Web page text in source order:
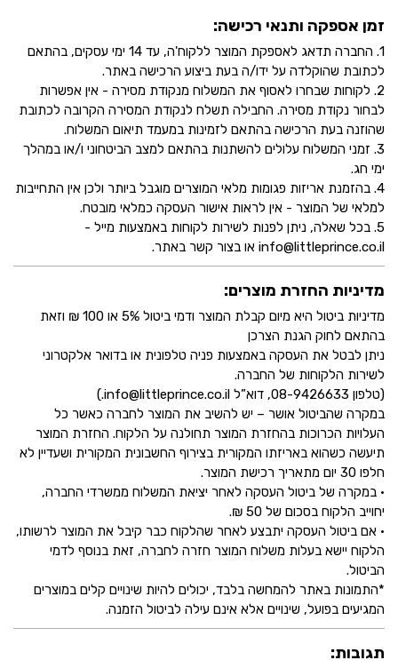
זמן אספקה ותנאי רכישה:
1. החברה תדאג לאספקת המוצר ללקוח'ה, עד 14 ימי עסקים, בהתאם
לכתובת שהוקלדה על ידו/ה בעת ביצוע הרכישה באתר.
2. לקוחות שבחרו לאסוף את המשלוח מנקודת מסירה - אין אפשרות
לבחור נקודת מסירה. החבילה תשלח לנקודת המסירה הקרובה לכתובת
שהוזנה בעת הרכישה בהתאם לזמינות במעמד תיאום המשלוח.
3. זמני המשלוח עלולים להשתנות בהתאם למצב הביטחוני ו/או במהלך
ימי חג.
4. בהזמנת אריזות פגומות מלאי המוצרים מוגבל ביותר ולכן אין התחייבות
למלאי של המוצר - אין לראות אישור העסקה כמלאי מובטח.
5. בכל שאלה, ניתן לפנות לשירות לקוחות באמצעות מייל -
info@littleprince.co.il או בצור קשר באתר.
מדיניות החזרת מוצרים:
מדיניות ביטול היא מיום קבלת המוצר ודמי ביטול 5% או 100 ₪ וזאת
בהתאם לחוק הגנת הצרכן
ניתן לבטל את העסקה באמצעות פניה טלפונית או בדואר אלקטרוני
לשירות הלקוחות של החברה.
(טלפון 08-9426633, דוא”ל info@littleprince.co.il.)
במקרה שהביטול אושר – יש להשיב את המוצר לחברה כאשר כל
העלויות הכרוכות בהחזרת המוצר תחולנה על הלקוח. החזרת המוצר
תיעשה כשהוא באריזתו המקורית בצירוף החשבונית המקורית ושעדיין לא
חלפו 30 יום מתאריך רכישת המוצר.
• במקרה של ביטול העסקה לאחר יציאת המשלוח ממשרדי החברה,
יחוייב הלקוח בסכום של 50 ₪.
• אם ביטול העסקה יתבצע לאחר שהלקוח כבר קיבל את המוצר לרשותו,
הלקוח יישא בעלות משלוח המוצר חזרה לחברה, זאת בנוסף לדמי
הביטול.
*התמונות באתר להמחשה בלבד, יכולים להיות שינויים קלים במוצרים
המגיעים בפועל, שינויים אלא אינם עילה לביטול הזמנה.
תגובות: